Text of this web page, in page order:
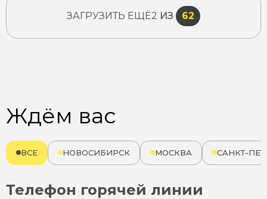
ЗАГРУЗИТЬ ЕЩЁ2 ИЗ 62
Ждём вас
ВСЕ НОВОСИБИРСК МОСКВА САНКТ-
Телефон горячей линии